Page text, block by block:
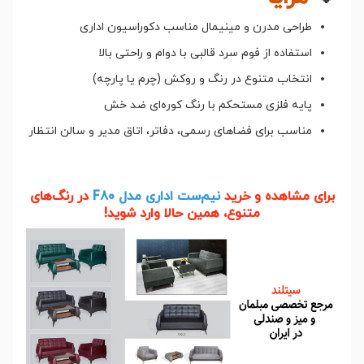
طراحی مدرن و مینیمال مناسب دکوراسیون اداری
استفاده از فوم سرد قالبی با دوام و راحتی بالا
انتخاب متنوع در رنگ و روکش (چرم یا پارچه)
پایه فلزی مستحکم با رنگ کوره‌ای ضد خش
مناسب برای فضاهای رسمی، دفاتر، اتاق مدیر و سالن انتظار
برای مشاهده و خریدنیم‌ست اداری مدل F80
در رنگ‌های
متنوع، همین حالا وارد شوید!